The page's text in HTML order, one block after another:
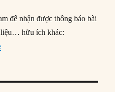
để nhận được thông báo bài
liệu… hữu ích khác: